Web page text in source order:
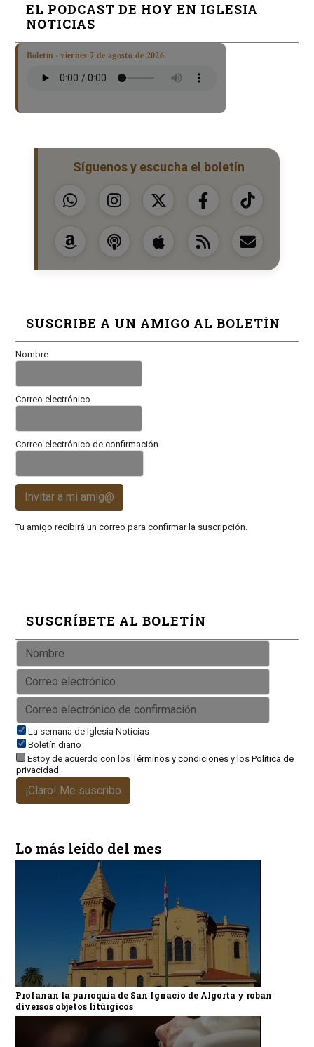
EL PODCAST DE HOY EN IGLESIA
NOTICIAS
Boletín · viernes 7 de agosto de 2026
Síguenos y escucha el boletín
SUSCRIBE A UN AMIGO AL BOLETÍN
Nombre
Correo electrónico
Correo electrónico de confirmación
Invitar a mi amig@
Tu amigo recibirá un correo para confirmar la suscripción.
SUSCRÍBETE AL BOLETÍN
La semana de Iglesia Noticias
Boletín diario
Estoy de acuerdo con losTérminos y condicionesy los Política de
privacidad
¡Claro! Me suscribo
Lo más leído del mes
Profanan la parroquia de San Ignacio de Algorta y roban
diversos objetos litúrgicos